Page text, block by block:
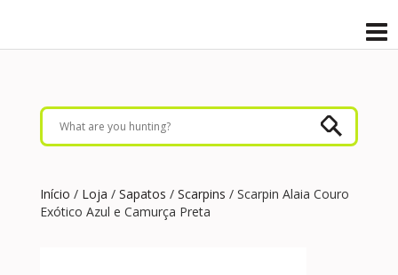
Início / Loja / Sapatos / Scarpins / Scarpin Alaia Couro
Exótico Azul e Camurça Preta